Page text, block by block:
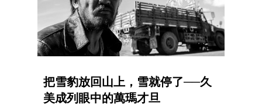
把雪豹放回山上，雪就停了──久
美成列眼中的萬瑪才旦